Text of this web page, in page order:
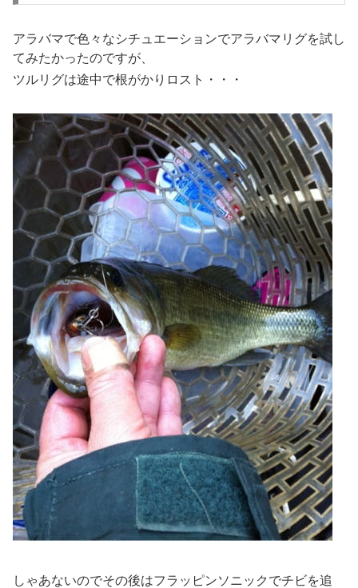
アラバマで色々なシチュエーションでアラバマリグを試し
てみたかったのですが、
ツルリグは途中で根がかりロスト・・・
しゃあないのでその後はフラッピンソニックでチビを追